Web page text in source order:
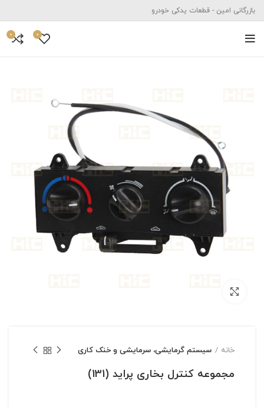
بازرگانی امین - قطعات یدکی خودرو
0
0
خانه سیستم گرمایشی، سرمایشی و خنک کاری
مجموعه کنترل بخاری پراید (131)